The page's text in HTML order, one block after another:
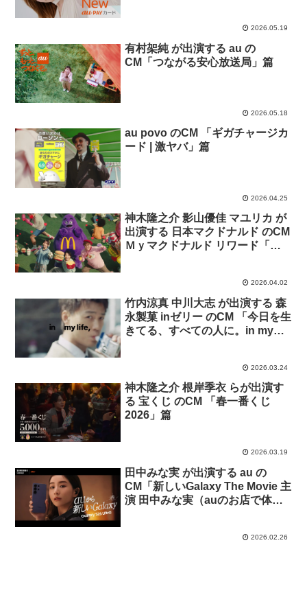
2026.05.19
有村架純 が出演する au の
CM「つながる安心放送局」篇
2026.05.18
au povo のCM 「ギガチャージカ
ード | 激ヤバ」篇
2026.04.25
神木隆之介 影山優佳 マユリカ が
出演する 日本マクドナルド のCM
Ｍｙマクドナルド リワード「食
2026.04.02
竹内涼真 中川大志 が出演する 森
永製菓 inゼリー のCM 「今日を生
きてる、すべての人に。in my
2026.03.24
神木隆之介 根岸季衣 らが出演す
る 宝くじ のCM 「春一番くじ
2026」篇
2026.03.19
田中みな実 が出演する au の
CM「新しいGalaxy The Movie 主
演 田中みな実（auのお店で体
2026.02.26